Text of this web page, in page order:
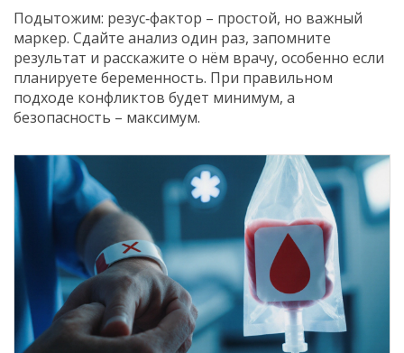
Подытожим: резус‑фактор – простой, но важный
маркер. Сдайте анализ один раз, запомните
результат и расскажите о нём врачу, особенно если
планируете беременность. При правильном
подходе конфликтов будет минимум, а
безопасность – максимум.